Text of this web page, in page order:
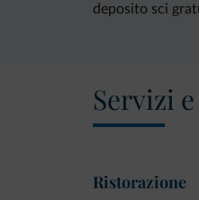
deposito sci
Servizi
Ristorazione